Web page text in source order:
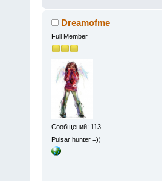
Dreamofme
Full Member
Сообщений: 113
Pulsar hunter =))